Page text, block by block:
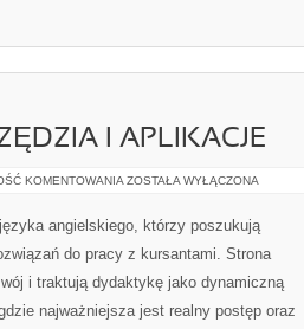
I APLIKACJE
KOMENTOWANIA ANGIELSKI
NARZĘDZIA
I
ZOSTAŁA WYŁĄCZONA
angielskiego, którzy poszukują
do pracy z kursantami. Strona
i traktują dydaktykę jako dynamiczną
najważniejsza jest realny postęp oraz